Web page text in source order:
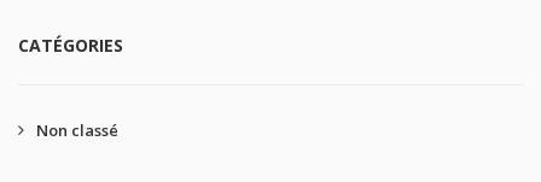
CATÉGORIES
Non classé